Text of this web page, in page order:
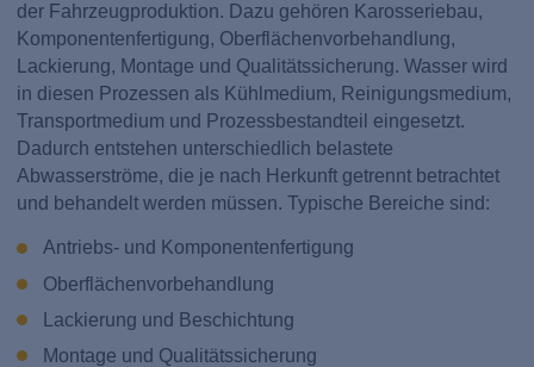
der Fahrzeugproduktion. Dazu gehören Karosseriebau,
Komponentenfertigung, Oberflächenvorbehandlung,
Lackierung, Montage und Qualitätssicherung. Wasser wird
in diesen Prozessen als Kühlmedium, Reinigungsmedium,
Transportmedium und Prozessbestandteil eingesetzt.
Dadurch entstehen unterschiedlich belastete
Abwasserströme, die je nach Herkunft getrennt betrachtet
und behandelt werden müssen. Typische Bereiche sind:
Antriebs- und Komponentenfertigung
Oberflächenvorbehandlung
Lackierung und Beschichtung
Montage und Qualitätssicherung